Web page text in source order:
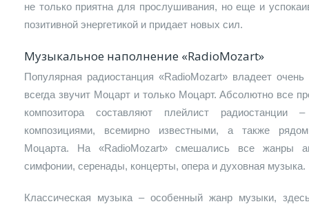
не только приятна для прослушивания, но еще и
позитивной энергетикой и придает новых сил.
Музыкальное наполнение «RadioMozart»
Популярная радиостанция «RadioMozart» владеет
всегда звучит Моцарт и только Моцарт. Абсолютно все
композитора составляют плейлист
композициями, всемирно известными, а также
Моцарта. На «RadioMozart» смешались все жанры
симфонии, серенады, концерты, опера и духовная музыка.
Классическая музыка – особенный жанр музыки,